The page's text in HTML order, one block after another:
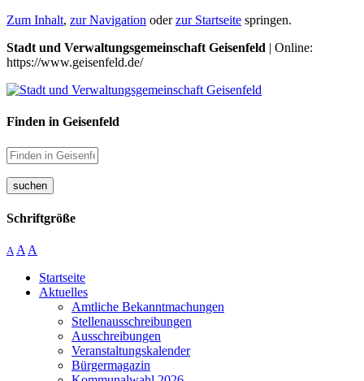
Zum Inhalt, zur Navigation oderzur Startseite springen.
Stadt und Verwaltungsgemeinschaft Geisenfeld | Online:
https://www.geisenfeld.de/
Finden in Geisenfeld
suchen
Schriftgröße
A A A
Startseite
Aktuelles
Amtliche Bekanntmachungen
Stellenausschreibungen
Ausschreibungen
Veranstaltungskalender
Bürgermagazin